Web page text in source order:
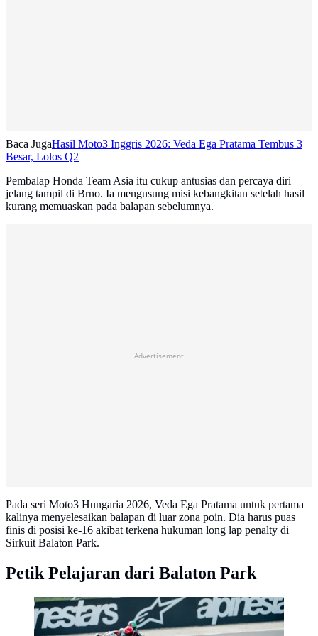
Baca JugaHasil Moto3 Inggris 2026: Veda Ega Pratama Tembus 3
Besar, Lolos Q2
Pembalap Honda Team Asia itu cukup antusias dan percaya diri
jelang tampil di Brno. Ia mengusung misi kebangkitan setelah hasil
kurang memuaskan pada balapan sebelumnya.
Advertisement
​Pada seri Moto3 Hungaria 2026, Veda Ega Pratama untuk pertama
kalinya menyelesaikan balapan di luar zona poin. Dia harus puas
finis di posisi ke-16 akibat terkena hukuman long lap penalty di
Sirkuit Balaton Park.
Petik Pelajaran dari Balaton Park
Veda Ega Pratama (paling depan) saat tampil pada seri
Moto3 Hungaria di Sirkuit Balaton Park. (Honda Team
Asia)